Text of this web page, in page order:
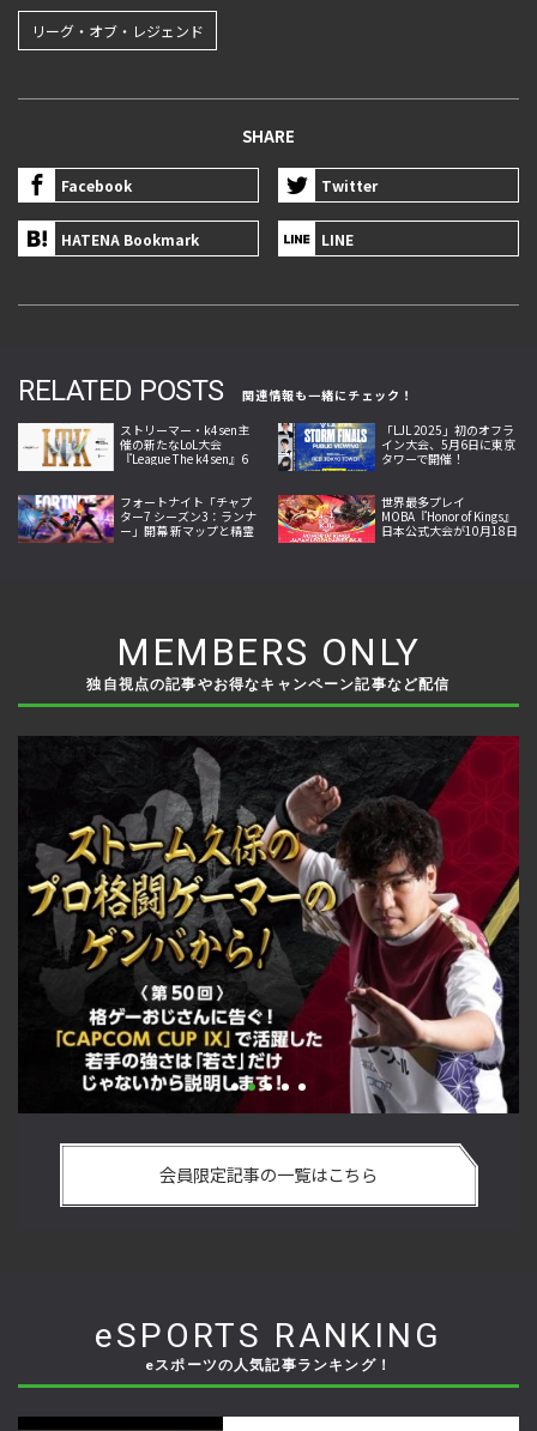
リーグ・オブ・レジェンド
SHARE
Facebook Twitter
HATENA Bookmark LINE
RELATED POSTS
関連情報も一緒にチェック！
ストリーマー・k4sen主
催の新たなLoL大会
『League The k4sen』6
「LJL 2025」初のオフラ
イン大会、5月6日に東京
タワーで開催！
フォートナイト「チャプ
ター7 シーズン3：ランナ
ー」開幕 新マップと精霊
世界最多プレイ
MOBA『Honor of Kings』
日本公式大会が10月18日
MEMBERS ONLY
独自視点の記事やお得なキャンペーン記事など配信
の強さは 「若さ」だけじゃないから説明します！【ストーム
久保のプロ格闘ゲーマーのゲンバから！ 第50回】
会員限定記事の一覧はこちら
eSPORTS RANKING
eスポーツの人気記事ランキング！